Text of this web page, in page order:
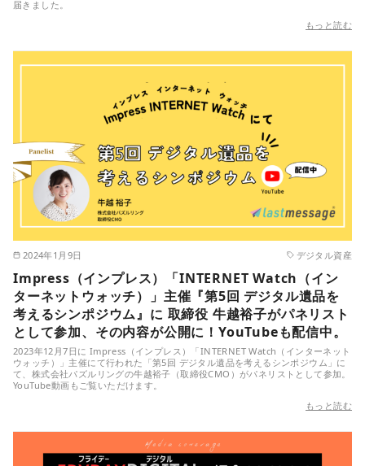
届きました。
もっと読む
2024年1月9日 デジタル資産
Impress（インプレス）「INTERNET Watch（イン
ターネットウォッチ）」主催『第5回 デジタル遺品を
考えるシンポジウム』に 取締役 牛越裕子がパネリスト
として参加、その内容が公開に！YouTubeも配信中。
2023年12月7日に Impress（インプレス）「INTERNET Watch（インターネット
ウォッチ）」主催にて行われた「第5回 デジタル遺品を考えるシンポジウム」に
て、株式会社パズルリングの牛越裕子（取締役CMO）がパネリストとして参加。
YouTube動画もご覧いただけます。
もっと読む